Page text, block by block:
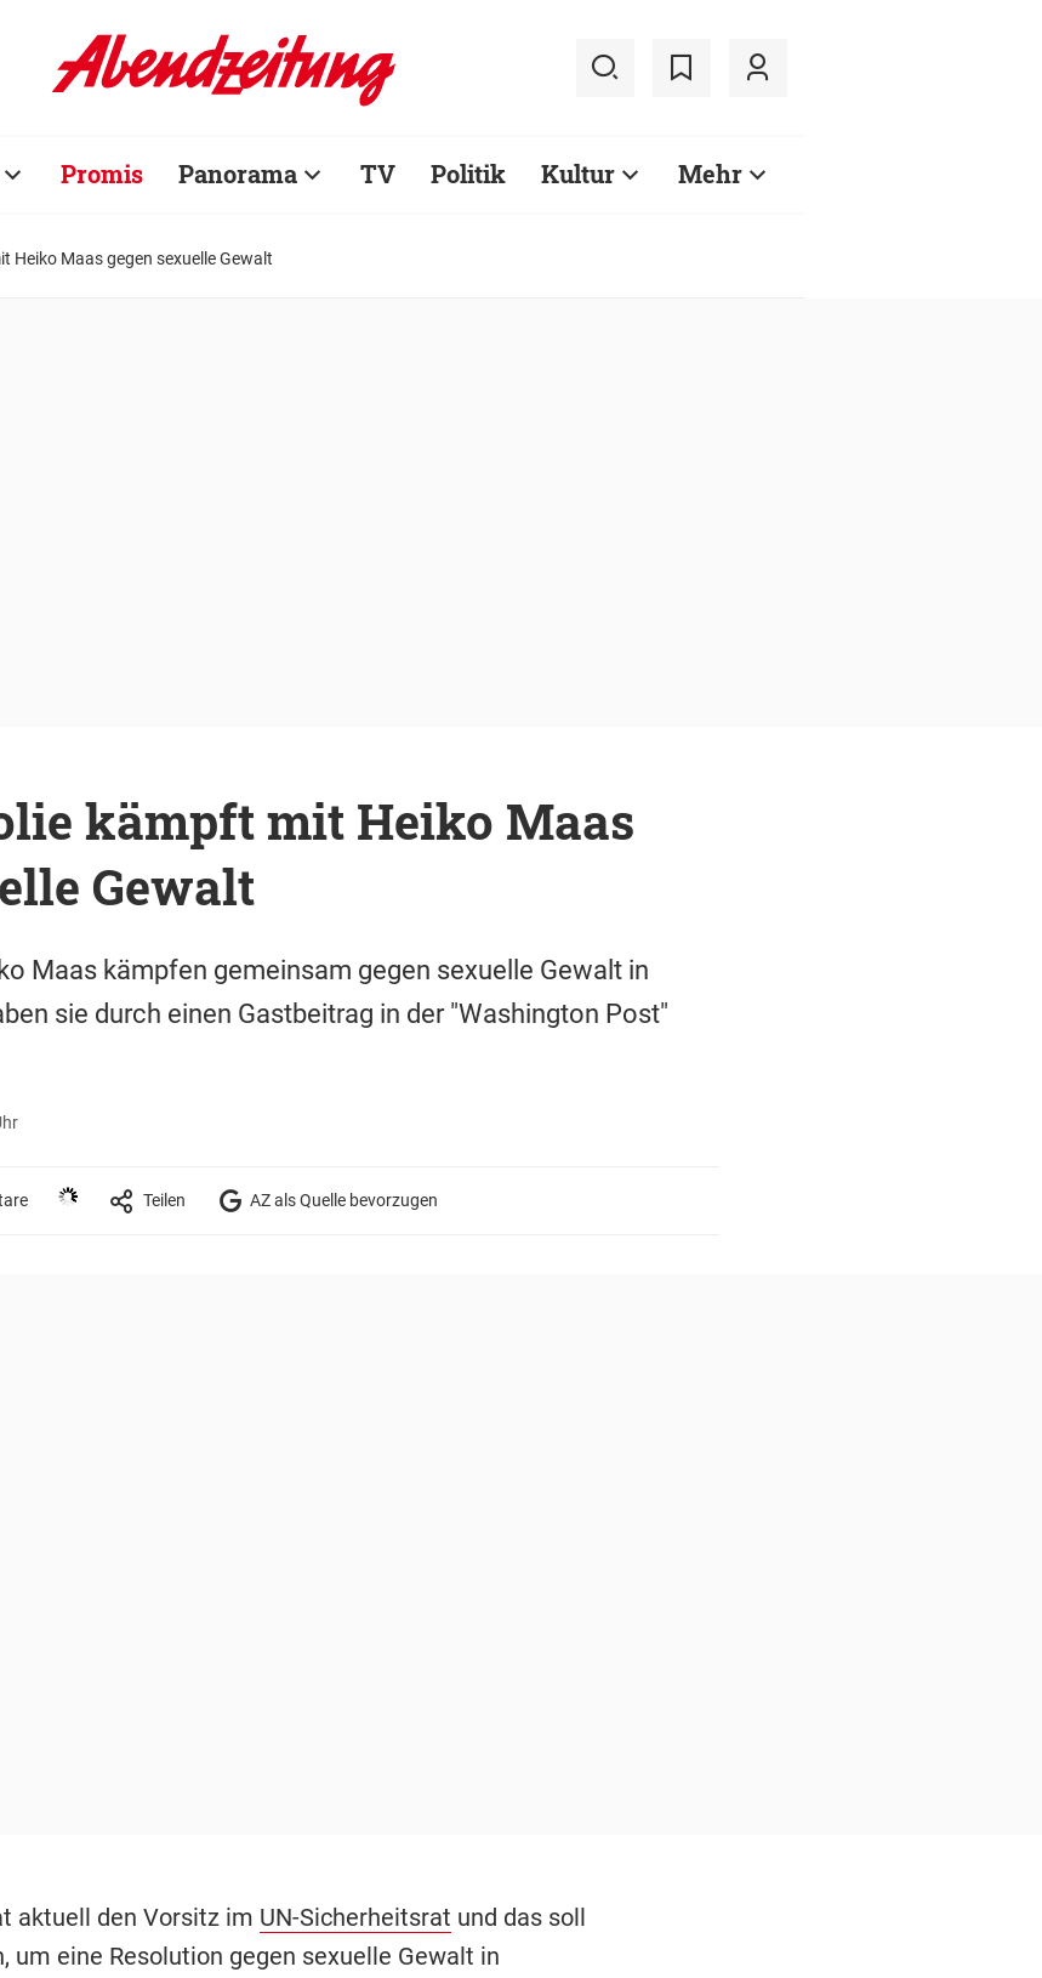
Promis Panorama TV Politik Kultur Mehr
Heiko Maas gegen sexuelle Gewalt
kämpft mit Heiko Maas
Gewalt
Maas kämpfen gemeinsam gegen sexuelle Gewalt in
sie durch einen Gastbeitrag in der "Washington Post"
Teilen AZ als Quelle bevorzugen
aktuell den Vorsitz im UN-Sicherheitsrat und das soll
um eine Resolution gegen sexuelle Gewalt in